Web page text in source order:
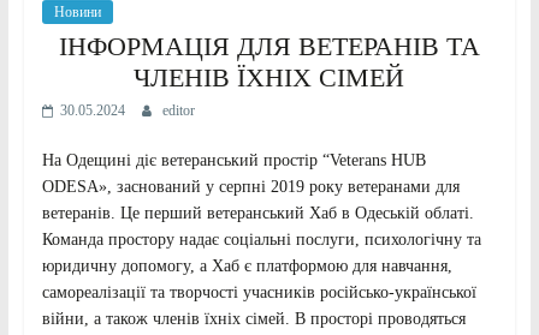
Новини
ІНФОРМАЦІЯ ДЛЯ ВЕТЕРАНІВ ТА
ЧЛЕНІВ ЇХНІХ СІМЕЙ
30.05.2024 editor
На Одещині діє ветеранський простір “Veterans HUB
ODESA», заснований у серпні 2019 року ветеранами для
ветеранів. Це перший ветеранський Хаб в Одеській облаті.
Команда простору надає соціальні послуги, психологічну та
юридичну допомогу, а Хаб є платформою для навчання,
самореалізації та творчості учасників російсько-української
війни, а також членів їхніх сімей. В просторі проводяться